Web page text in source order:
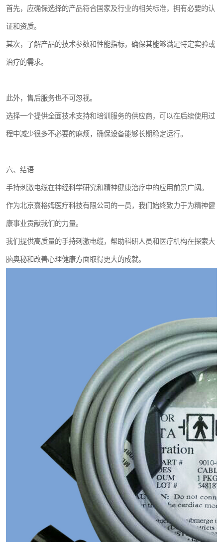
首先，应确保选择的产品符合国家及行业的相关标准，拥有必要的认
证和资质。
其次，了解产品的技术参数和性能指标，确保其能够满足特定实验或
治疗的需求。
此外，售后服务也不可忽视。
选择一个提供全面技术支持和培训服务的供应商，可以在后续使用过
程中减少很多不必要的麻烦，确保设备能够长期稳定运行。
六、结语
手持刺激电缆在神经科学研究和精神健康治疗中的应用前景广阔。
作为北京熹格姆医疗科技有限公司的一员，我们始终致力于为精神健
康事业贡献我们的力量。
我们提供高质量的手持刺激电缆，帮助科研人员和医疗机构在探索大
脑奥秘和改善心理健康方面取得更大的成就。